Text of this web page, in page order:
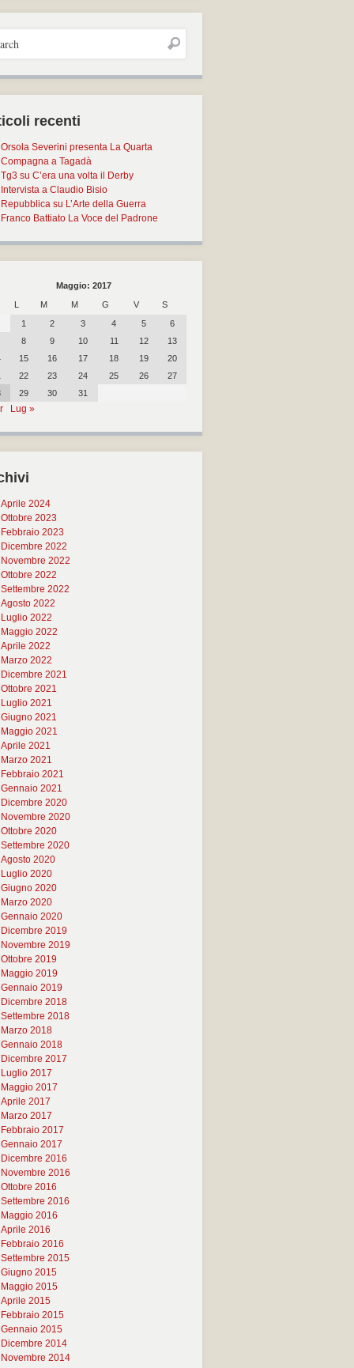
recenti
Orsola Severini presenta La Quarta
Compagna a Tagadà
Tg3 su C’era una volta il Derby
Intervista a Claudio Bisio
Repubblica su L’Arte della Guerra
Franco Battiato La Voce del Padrone
Maggio: 2017
L M M G V
S
1
2 3 4 5
6
8 9 10 11 12
13
15 16 17 18 19
20
22 23 24 25 26
27
29 30 31
Lug »
Aprile 2024
Ottobre 2023
Febbraio 2023
Dicembre 2022
Novembre 2022
Ottobre 2022
Settembre 2022
Agosto 2022
Luglio 2022
Maggio 2022
Aprile 2022
Marzo 2022
Dicembre 2021
Ottobre 2021
Luglio 2021
Giugno 2021
Maggio 2021
Aprile 2021
Marzo 2021
Febbraio 2021
Gennaio 2021
Dicembre 2020
Novembre 2020
Ottobre 2020
Settembre 2020
Agosto 2020
Luglio 2020
Giugno 2020
Marzo 2020
Gennaio 2020
Dicembre 2019
Novembre 2019
Ottobre 2019
Maggio 2019
Gennaio 2019
Dicembre 2018
Settembre 2018
Marzo 2018
Gennaio 2018
Dicembre 2017
Luglio 2017
Maggio 2017
Aprile 2017
Marzo 2017
Febbraio 2017
Gennaio 2017
Dicembre 2016
Novembre 2016
Ottobre 2016
Settembre 2016
Maggio 2016
Aprile 2016
Febbraio 2016
Settembre 2015
Giugno 2015
Maggio 2015
Aprile 2015
Febbraio 2015
Gennaio 2015
Dicembre 2014
Novembre 2014